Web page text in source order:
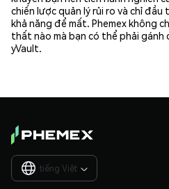
chiến lược quản lý rủi ro và chỉ
khả năng để mất. Phemex không
thất nào mà bạn có thể phải gánh
yVault.
tiếng Việt 